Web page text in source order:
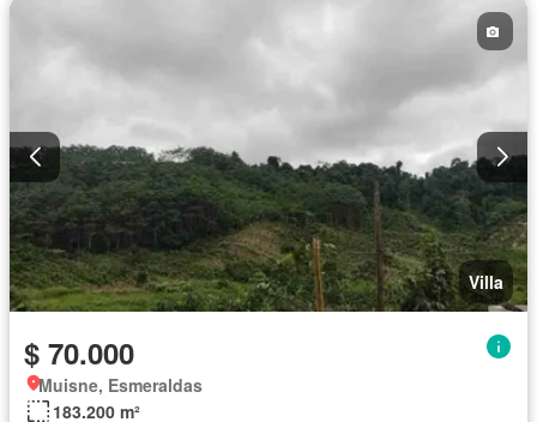
Villa
$ 70.000
Muisne, Esmeraldas
183.200 m²